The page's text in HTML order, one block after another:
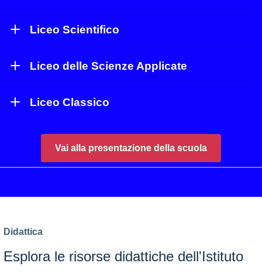
Liceo Scientifico
Liceo delle Scienze Applicate
Liceo Classico
Vai alla presentazione della scuola
Didattica
Esplora le risorse didattiche dell'Istituto